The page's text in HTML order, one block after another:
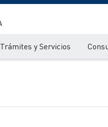
Trámites y Servicios